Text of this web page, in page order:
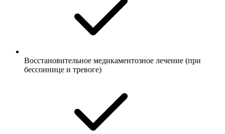
Восстановительное медикаментозное лечение (при
бессоннице и тревоге)